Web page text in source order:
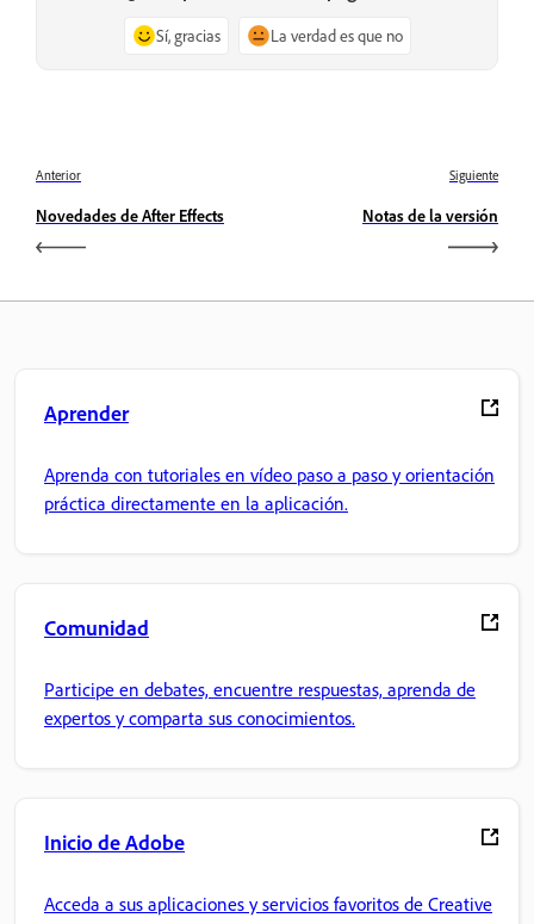
Sí, gracias La verdad es que no
Anterior
Novedades de After Effects
Siguiente
Notas de la versión
Aprender
Aprenda con tutoriales en vídeo paso a paso y orientación
práctica directamente en la aplicación.
Comunidad
Participe en debates, encuentre respuestas, aprenda de
expertos y comparta sus conocimientos.
Inicio de Adobe
Acceda a sus aplicaciones y servicios favoritos de Creative